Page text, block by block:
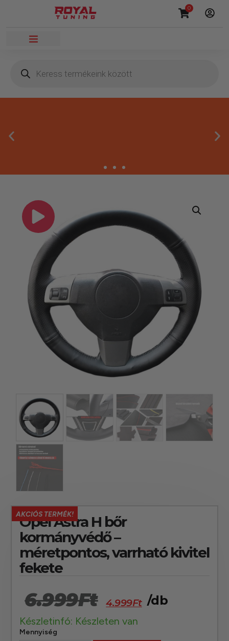
0
Gyors rendelésfeldolgozással segítünk, hogy hamar
kézhez kapd a csomagod.
AKCIÓS TERMÉK!
Opel Astra H bőr
kormányvédő –
méretpontos, varrható kivitel
fekete
6.999Ft 4.999Ft /db
Készletinfó: Készleten van
Mennyiség